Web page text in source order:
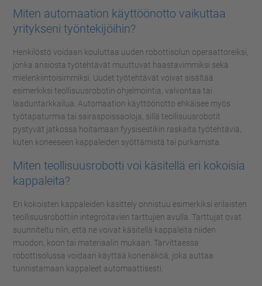
Miten automaation käyttöönotto vaikuttaa
yritykseni työntekijöihin?
Henkilöstö voidaan kouluttaa uuden robottisolun operaattoreiksi,
jonka ansiosta työtehtävät muuttuvat haastavimmiksi sekä
mielenkiintoisimmiksi. Uudet työtehtävät voivat sisältää
esimerkiksi teollisuusrobotin ohjelmointia, valvontaa tai
laaduntarkkailua. Automaation käyttöönotto ehkäisee myös
työtapaturmia tai sairaspoissaoloja, sillä teollisuusrobotit
pystyvät jatkossa hoitamaan fyysisestikin raskaita työtehtäviä,
kuten koneeseen kappaleiden syöttämistä tai purkamista.
Miten teollisuusrobotti voi käsitellä eri kokoisia
kappaleita?
Eri kokoisten kappaleiden käsittely onnistuu esimerkiksi erilaisten
teollisuusrobottiin integroitavien tarttujien avulla. Tarttujat ovat
suunniteltu niin, että ne voivat käsitellä kappaleita niiden
muodon, koon tai materiaalin mukaan. Tarvittaessa
robottisolussa voidaan käyttää konenäköä, joka auttaa
tunnistamaan kappaleet automaattisesti.